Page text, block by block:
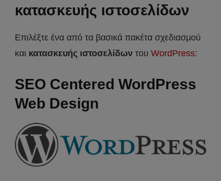
κατασκευής ιστοσελίδων
Επιλέξτε ένα από τα βασικά πακέτα σχεδιασμού
και κατασκευής ιστοσελίδων του WordPress:
SEO Centered WordPress
Web Design